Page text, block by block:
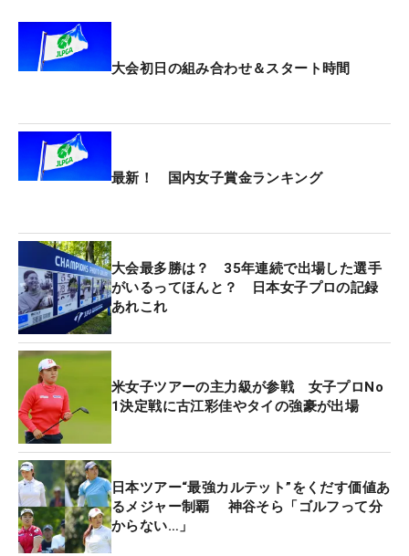
プは出場者が40人と少ないが、優勝者が手にする額
などを見ると今週の大会が最も高額賞金がかけられ
今大会では2位でも1760万円、3位も1400万円を手
にし、5位（単独の場合）までが1000万円を超え
る。日本女子プロゴルフ協会（JLPGA）が主催し、
る3年シードに加え、高額賞金ゲットのチャンスと
くれば、選手の目の色も変わってくるはずだ。
ちなみに、ツアーの高額賞金大会といえば、6月に
開催された総額3億円の「アース・モンダミンカッ
プ」がある。この優勝賞金は5400万円とあって、
堂々の“メジャー超え”だ。また日本で開催される米
国女子ツアー公式戦の「TOTO ジャパンクラシッ
ク」は総額200万ドル。日本円への換算は大会終了
翌日の月曜日のレートによって決まるが、昨今の円
安の影響で予想以上のビッグマネーになることも考
えられる。仮に1ドル＝150円なら、総額は3億円と
なる。
大会初日の組み合わせ＆スタート時間
最新！ 国内女子賞金ランキング
大会最多勝は？ 35年連続で出場した選手
がいるってほんと？ 日本女子プロの記録
あれこれ
米女子ツアーの主力級が参戦 女子プロNo
1決定戦に古江彩佳やタイの強豪が出場
日本ツアー“最強カルテット”をくだす価値あ
るメジャー制覇 神谷そら「ゴルフって分
からない…」